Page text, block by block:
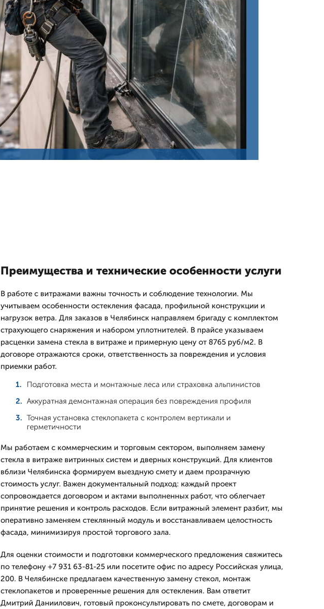
Преимущества и технические особенности услуги
В работе с витражами важны точность и соблюдение технологии. Мы
учитываем особенности остекления фасада, профильной конструкции и
нагрузок ветра. Для заказов в Челябинск направляем бригаду с комплектом
страхующего снаряжения и набором уплотнителей. В прайсе указываем
расценки замена стекла в витраже и примерную цену от 8765 руб/м2. В
договоре отражаются сроки, ответственность за повреждения и условия
приемки работ.
Подготовка места и монтажные леса или страховка альпинистов
Аккуратная демонтажная операция без повреждения профиля
Точная установка стеклопакета с контролем вертикали и
герметичности
Мы работаем с коммерческим и торговым сектором, выполняем замену
стекла в витраже витринных систем и дверных конструкций. Для клиентов
вблизи Челябинска формируем выездную смету и даем прозрачную
стоимость услуг. Важен документальный подход: каждый проект
сопровождается договором и актами выполненных работ, что облегчает
принятие решения и контроль расходов. Если витражный элемент разбит, мы
оперативно заменяем стеклянный модуль и восстанавливаем целостность
фасада, минимизируя простой торгового зала.
Для оценки стоимости и подготовки коммерческого предложения свяжитесь
по телефону +7 931 63-81-25 или посетите офис по адресу Российская улица,
200. В Челябинске предлагаем качественную замену стекол, монтаж
стеклопакетов и проверенные решения для остекления. Вам ответит
Дмитpий Даниилович, готовый проконсультировать по смете, договорам и